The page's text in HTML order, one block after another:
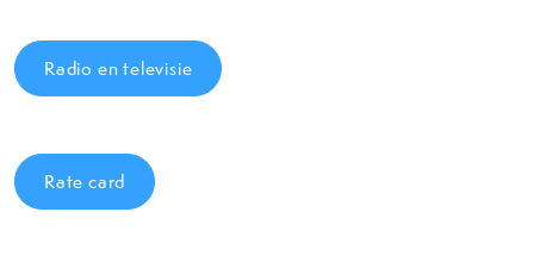
Radio en televisie
Rate card